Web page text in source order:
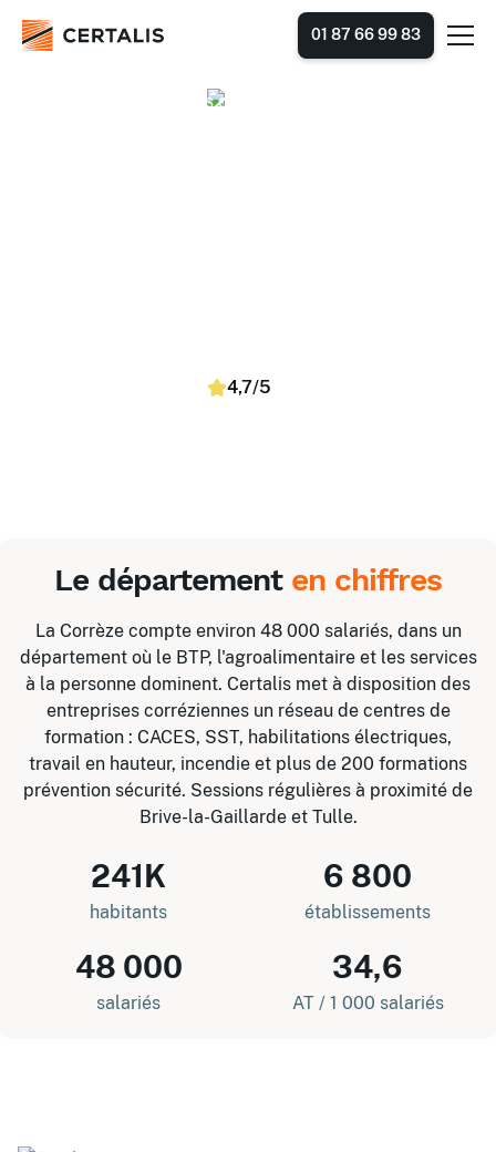
01 87 66 99 83
Nos centres de formation
4,7/5
Le département en chiffres
La Corrèze compte environ 48 000 salariés, dans un
département où le BTP, l'agroalimentaire et les services
à la personne dominent. Certalis met à disposition des
entreprises corréziennes un réseau de centres de
formation : CACES, SST, habilitations électriques,
travail en hauteur, incendie et plus de 200 formations
prévention sécurité. Sessions régulières à proximité de
Brive-la-Gaillarde et Tulle.
241K
habitants
6 800
établissements
48 000
salariés
34,6
AT / 1 000 salariés